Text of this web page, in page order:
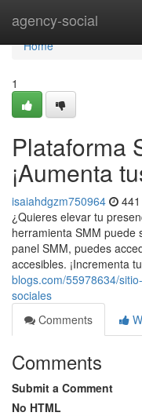
agency-social
Home
Home
1
Plataforma
¡Aumenta
isaiahdgzm750964
¿Quieres elevar tu
herramienta SMM puede
panel SMM, puedes
accesibles. ¡Incrementa
blogs.com/55978634/
sociales
Comments
Comments
Submit a Comment
No HTML